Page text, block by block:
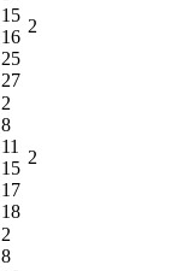
15
16
25
27
2
2
8
11
15
17
18
2
2
8